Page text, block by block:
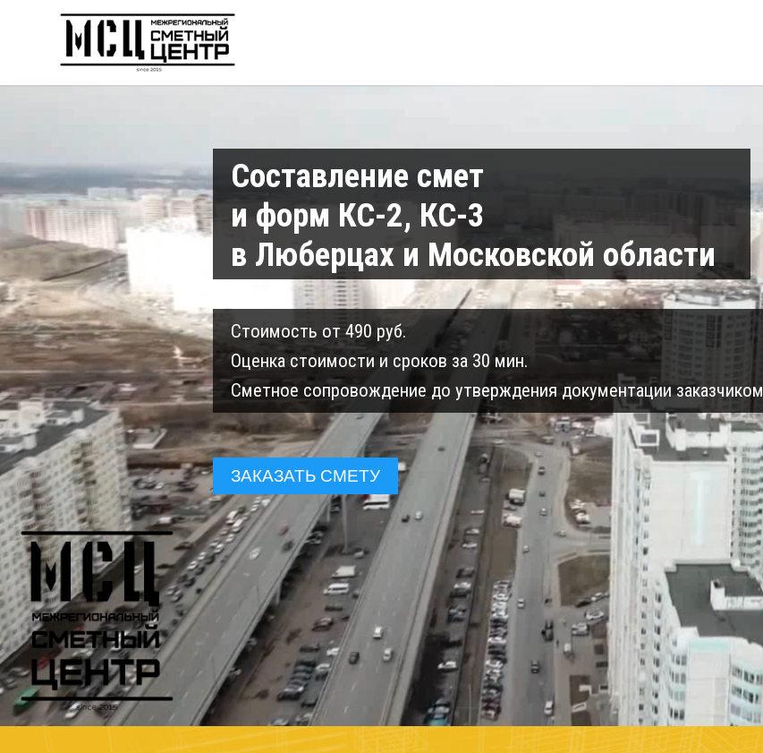
Cтоимость от 490 руб.
Оценка стоимости и сроков за 30 мин.
Сметное сопровождение до утверждения документации заказчиком
Составление смет
и форм КС-2, КС-3
в Люберцах и Московской области
ЗАКАЗАТЬ СМЕТУ